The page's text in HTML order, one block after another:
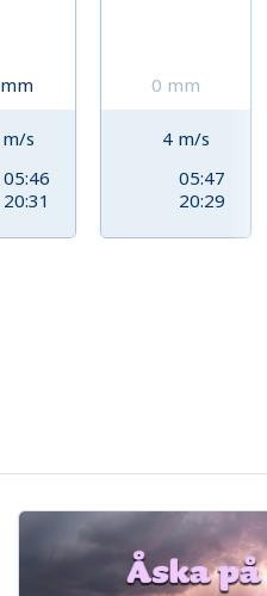
mm
m/s
05:46
20:31
0 mm
4 m/s
05:47
20:29